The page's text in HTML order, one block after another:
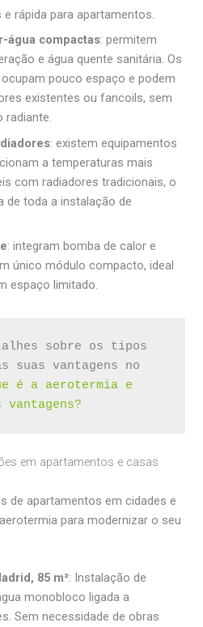
rápida para apartamentos.
água compactas: permitem
e água quente sanitária. Os
pouco espaço e podem
existentes ou fancoils, sem
radiante.
: existem equipamentos
a temperaturas mais
com radiadores tradicionais, o
de toda a instalação de
: integram bomba de calor e
único módulo compacto, ideal
espaço limitado.
sobre os tipos
suas vantagens no
é a aerotermia e
em apartamentos e casas
de apartamentos em cidades e
para modernizar o seu
85 m²: Instalação de
monobloco ligada a
Sem necessidade de obras